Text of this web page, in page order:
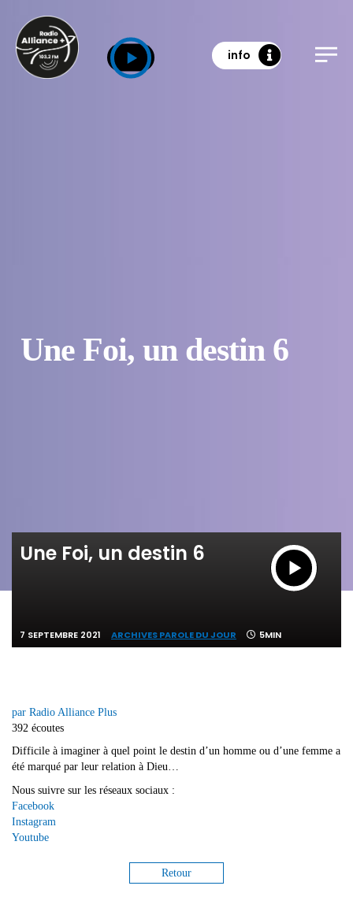
info
Une Foi, un destin 6
Une Foi, un destin 6
7 SEPTEMBRE 2021 ARCHIVES PAROLE DU JOUR 5MIN
par Radio Alliance Plus
392 écoutes
Difficile à imaginer à quel point le destin d’un homme ou d’une femme a
été marqué par leur relation à Dieu…
Nous suivre sur les réseaux sociaux :
Facebook
Instagram
Youtube
Retour